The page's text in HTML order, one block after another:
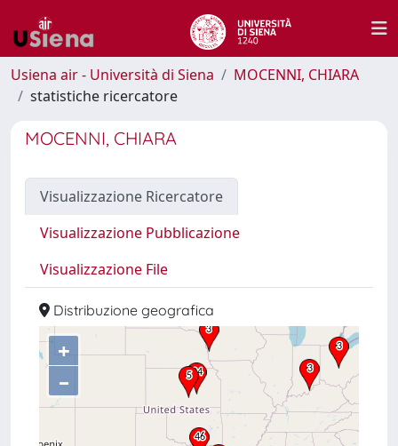
Usiena air - Università di Siena
MOCENNI, CHIARA
statistiche ricercatore
MOCENNI, CHIARA
Visualizzazione Ricercatore
Visualizzazione Pubblicazione
Visualizzazione File
Distribuzione geografica
+
–